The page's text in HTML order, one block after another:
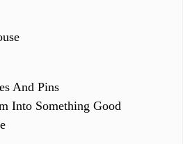
And Pins
Into Something Good